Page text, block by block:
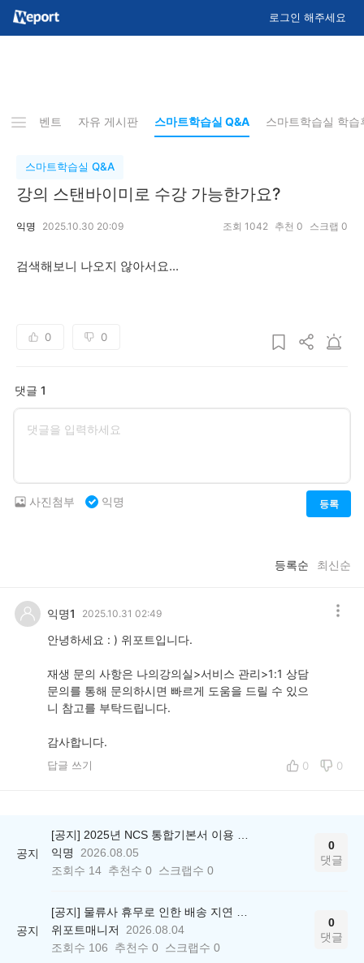
로그인 해주세요
포 이벤트 자유 게시판 스마트학습실 Q&A 스마트학습실 학습
스마트학습실 Q&A
강의 스탠바이미로 수강 가능한가요?
익명 2025.10.30 20:09 조회 1042 추천 0 스크랩 0
검색해보니 나오지 않아서요...
0 0
댓글 1
등록
사진첨부 익명
등록순 최신순
익명1 2025.10.31 02:49
안녕하세요 : ) 위포트입니다.
재생 문의 사항은 나의강의실>서비스 관리>1:1 상담
문의를 통해 문의하시면 빠르게 도움을 드릴 수 있으
니 참고를 부탁드립니다.
감사합니다.
답글 쓰기 0 0
공지
익명
2026.08.05
조회수 14 추천수 0 스크랩수 0
0
댓글
공지
위포트매니저
2026.08.04
조회수 106 추천수 0 스크랩수 0
0
댓글